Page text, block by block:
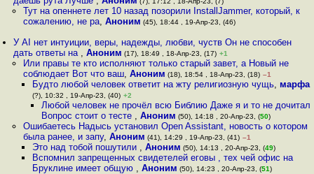
Тут на опеннете лет 10 назад позорили InstallJammer, который, к
сожалению, не ра, Аноним (45), 18:44 , 19-Апр-23, (46)
У AI нет интуиции, веры, надежды, любви, чуств Он не способен
дать ответы на ,Аноним (17), 18:49 , 18-Апр-23, (17) +1
Или правы те кто исполняют только старый завет, а Новый не
соблюдает Вот что ваш, Аноним (18), 18:54 , 18-Апр-23, (18) –1
Будто любой человек ответит на жту религиозную чущь, марфа
(?), 10:32 , 19-Апр-23, (40) +2
Любой человек не прочёл всю Библию Даже я и то не дочитал
Вопрос стоит о тесте ,Аноним (50), 14:18 , 20-Апр-23, (50)
Ошибаетесь Надысь установил Open Assistant, новость о котором
была ранее, и запу, Аноним (41), 14:29 , 19-Апр-23, (41) –1
Это над тобой пошутили , Аноним (50), 14:13 , 20-Апр-23, (49)
Вспомнил запрещенных свидетелей еговы , тех чей офис на
Бруклине имеет общую , Аноним (50), 14:23 , 20-Апр-23, (51)